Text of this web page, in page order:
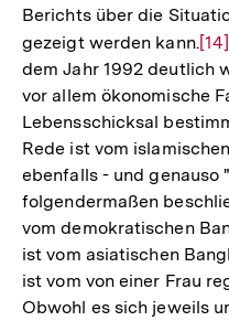
Berichts über die
gezeigt werden kann.Zur
der
[14]
dem Jahr 1992 deutlich
vor allem ökonomische
Lebensschicksal
Rede ist vom
ebenfalls - und genauso
folgendermaßen
vom demokratischen
ist vom asiatischen
ist vom von einer Frau
Obwohl es sich jeweils